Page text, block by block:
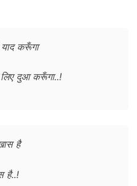
करूँगा
दुआ करूँगा..!
है
है..!